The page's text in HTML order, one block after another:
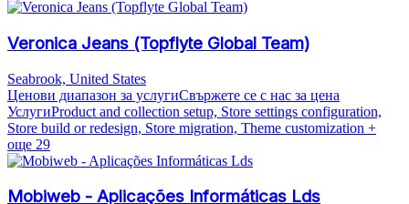
Veronica Jeans (Topflyte Global Team)
Seabrook, United States
Ценови диапазон за услугиСвържете се с нас за цена
УслугиProduct and collection setup, Store settings configuration,
Store build or redesign, Store migration, Theme customization +
още 29
Mobiweb - Aplicações Informáticas Lds